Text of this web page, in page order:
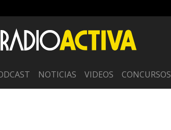
NOTICIAS VIDEOS CONCURSOS